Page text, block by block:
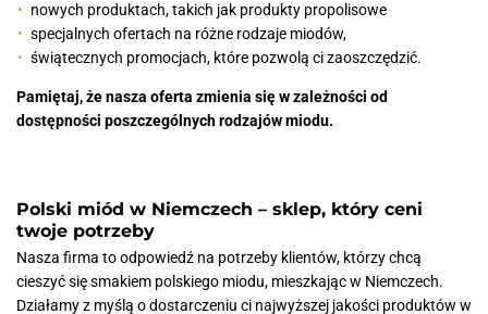
nowych produktach, takich jak produkty propolisowe
specjalnych ofertach na różne rodzaje miodów,
świątecznych promocjach, które pozwolą ci zaoszczędzić.
Pamiętaj, że nasza oferta zmienia się w zależności od
dostępności poszczególnych rodzajów miodu.
Polski miód w Niemczech – sklep, który ceni
twoje potrzeby
Nasza firma to odpowiedź na potrzeby klientów, którzy chcą
cieszyć się smakiem polskiego miodu, mieszkając w Niemczech.
Działamy z myślą o dostarczeniu ci najwyższej jakości produktów w